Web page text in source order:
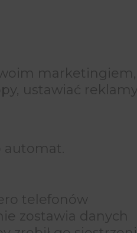
ustawiać
automat.
telefonów
zostawia danych